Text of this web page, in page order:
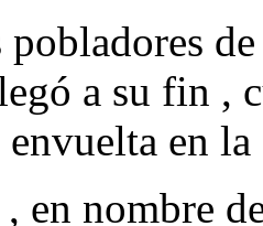
a su fin ,
en
en nombre